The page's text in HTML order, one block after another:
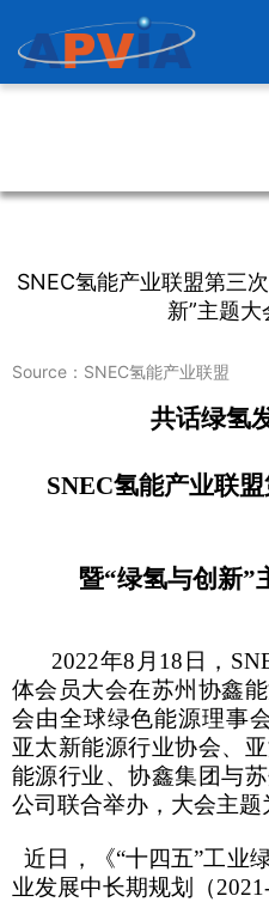
SNEC氢能产业联盟第三
新”主题
Source：SNEC氢能产业联盟
共话绿氢
SNEC氢能产业联
暨“绿氢与创新”
2022年8 月 18 日，
体会员大会在苏州协鑫
会由全球绿色能源理事会
亚太新能源行业协会、
能源行业、协鑫集团与
公司联合举办，大会主题
近日，《“十四五”工业
业发展中长期规划（